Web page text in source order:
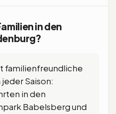
in den
familienfreundliche
Saison:
in den
Babelsberg und